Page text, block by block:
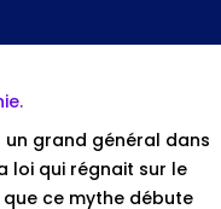
grand général dans
loi qui régnait sur le
ce mythe débute